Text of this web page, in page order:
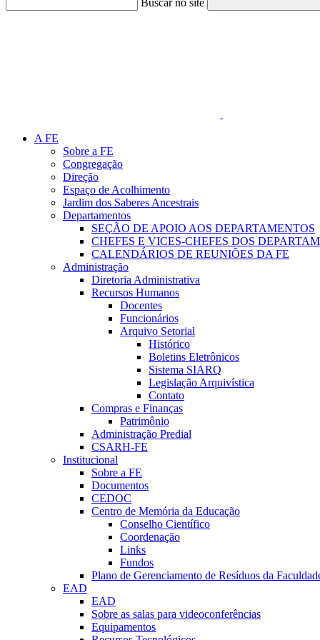
Buscar no site
A FE
Sobre a FE
Congregação
Direção
Espaço de Acolhimento
Jardim dos Saberes Ancestrais
Departamentos
SEÇÃO DE APOIO AOS DEPARTAMENTOS
CHEFES E VICES-CHEFES DOS
CALENDÁRIOS DE REUNIÕES DA FE
Administração
Diretoria Administrativa
Recursos Humanos
Docentes
Funcionários
Arquivo Setorial
Histórico
Boletins Eletrônicos
Sistema SIARQ
Legislação Arquivística
Contato
Compras e Finanças
Patrimônio
Administração Predial
CSARH-FE
Institucional
Sobre a FE
Documentos
CEDOC
Centro de Memória da Educação
Conselho Científico
Coordenação
Links
Fundos
Plano de Gerenciamento de Resíduos da
EAD
EAD
Sobre as salas para videoconferências
Equipamentos